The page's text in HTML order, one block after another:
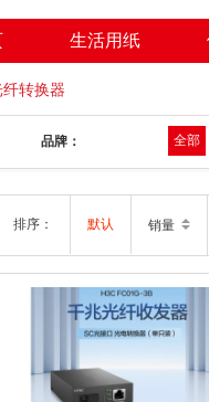
生活用纸
纤转换器
品牌： 全部
排序： 默认 销量